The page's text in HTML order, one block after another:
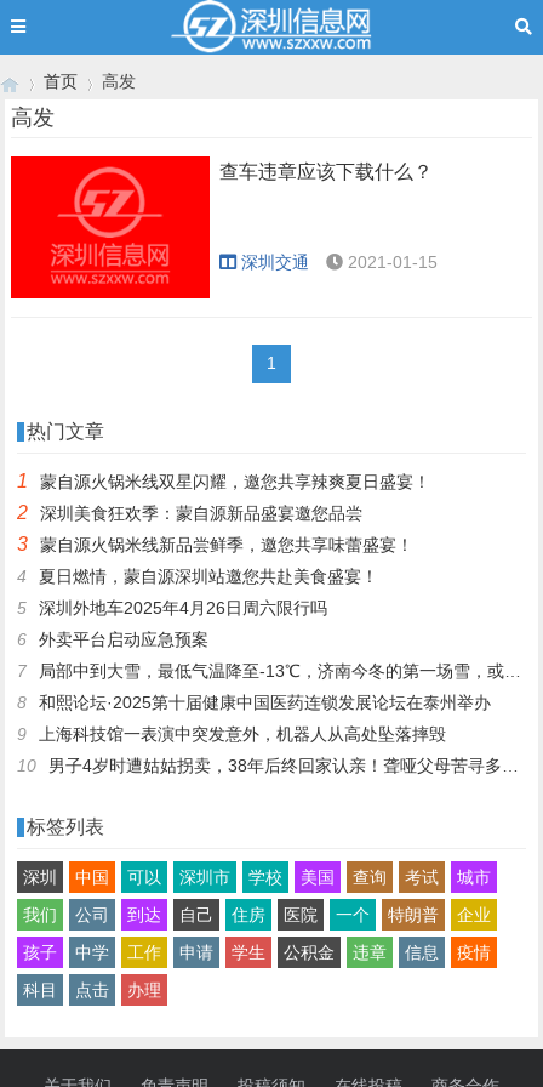
首页
›
高发
高发
查车违章应该下载什么？
深圳交通 2021-01-15
1
热门文章
1 蒙自源火锅米线双星闪耀，邀您共享辣爽夏日盛宴！
2 深圳美食狂欢季：蒙自源新品盛宴邀您品尝
3
蒙自源火锅米线新品尝鲜季，邀您共享味蕾盛宴！
4
夏日燃情，蒙自源深圳站邀您共赴美食盛宴！
5
深圳外地车2025年4月26日周六限行吗
6
外卖平台启动应急预案
7
局部中到大雪，最低气温降至-13℃，济南今冬的第一场雪，或跟去年同一时间！
8
和熙论坛·2025第十届健康中国医药连锁发展论坛在泰州举办
9
上海科技馆一表演中突发意外，机器人从高处坠落摔毁
10
男子4岁时遭姑姑拐卖，38年后终回家认亲！聋哑父母苦寻多年，母亲已抱憾离世丨红星寻人
标签列表
深圳 中国 可以 深圳市 学校 美国 查询 考试
城市
我们
公司 到达 自己 住房 医院 一个 特朗普
企业
孩子
中学 工作 申请 学生 公积金 违章 信息
疫情
科目
点击 办理